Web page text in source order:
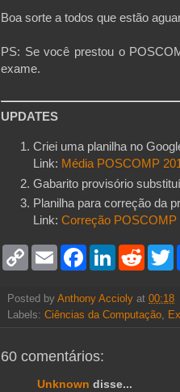
Boa sorte a todos que estão
PS: Se você prestou o
exame.
UPDATES
Criei uma planilha no
Link: Média POSCOMP
Gabarito provisório
Planilha para correção da
Link: Correção POSCOMP
C
L
i
E
m
l
F
b
o
L
e
d
R
i
t
T
t
e
Posted by Anthony Accioly at 00:18
Labels: Ciências da Computação,
60 comentários:
Unknown disse...